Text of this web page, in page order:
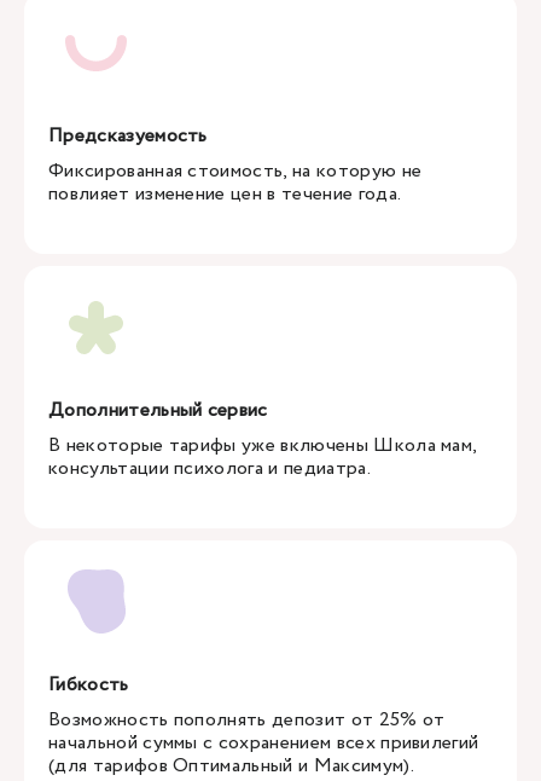
Предсказуемость
Фиксированная стоимость, на которую не
повлияет изменение цен в течение года.
Дополнительный сервис
В некоторые тарифы уже включены Школа мам,
консультации психолога и педиатра.
Гибкость
Возможность пополнять депозит от 25% от
начальной суммы с сохранением всех привилегий
(для тарифов Оптимальный и Максимум).